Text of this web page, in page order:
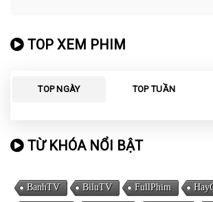
TOP XEM PHIM
TOP NGÀY TOP TUẦN
TỪ KHÓA NỔI BẬT
BanhTV BiluTV FullPhim